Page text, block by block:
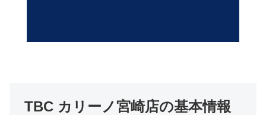
TBC カリーノ宮崎店の基本情報